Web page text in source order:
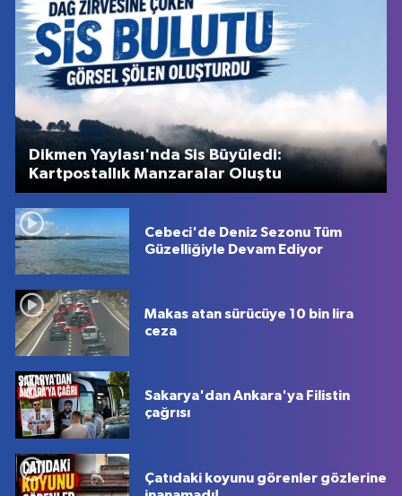
Dikmen Yaylası'nda Sis Büyüledi:
Kartpostallık Manzaralar Oluştu
Cebeci'de Deniz Sezonu Tüm
Güzelliğiyle Devam Ediyor
Makas atan sürücüye 10 bin lira
ceza
Sakarya'dan Ankara'ya Filistin
çağrısı
Çatıdaki koyunu görenler gözlerine